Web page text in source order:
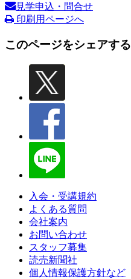
見学申込・問合せ
印刷用ページへ
このページをシェアする
入会・受講規約
よくある質問
会社案内
お問い合わせ
スタッフ募集
読売新聞社
個人情報保護方針など